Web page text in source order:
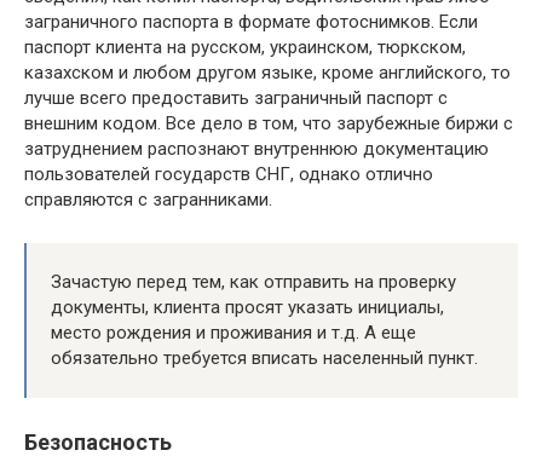
заграничного паспорта в формате фотоснимков. Если
паспорт клиента на русском, украинском, тюркском,
казахском и любом другом языке, кроме английского, то
лучше всего предоставить заграничный паспорт с
внешним кодом. Все дело в том, что зарубежные биржи с
затруднением распознают внутреннюю документацию
пользователей государств СНГ, однако отлично
справляются с загранниками.
Зачастую перед тем, как отправить на проверку
документы, клиента просят указать инициалы,
место рождения и проживания и т.д. А еще
обязательно требуется вписать населенный пункт.
Безопасность